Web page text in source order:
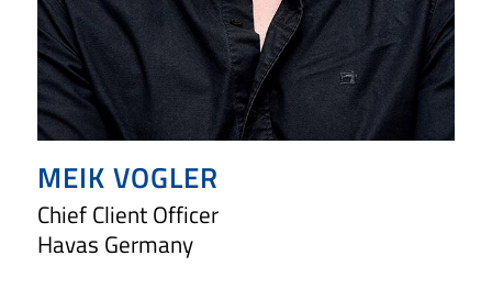
MEIK VOGLER
Chief Client Officer
Havas Germany